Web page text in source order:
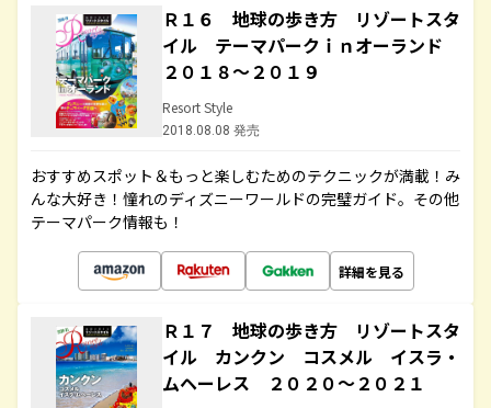
Ｒ１６ 地球の歩き方 リゾートスタ
イル テーマパークｉｎオーランド
２０１８～２０１９
Resort Style
2018.08.08 発売
おすすめスポット＆もっと楽しむためのテクニックが満載！み
んな大好き！憧れのディズニーワールドの完璧ガイド。その他
テーマパーク情報も！
詳細を見る
Ｒ１７ 地球の歩き方 リゾートスタ
イル カンクン コスメル イスラ・
ムヘーレス ２０２０～２０２１